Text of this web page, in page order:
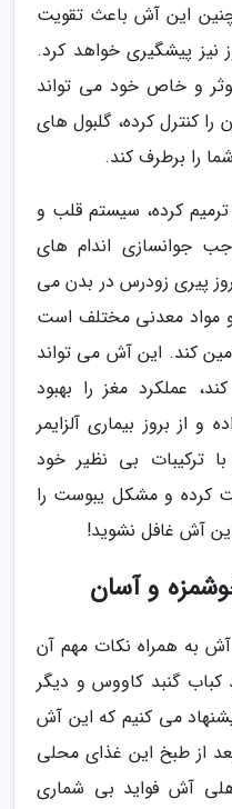
این آش باعث تقویت
نیز پیشگیری خواهد کرد.
و خاص خود می تواند
کنترل کرده، گلبول های
را برطرف کند.
کرده، سیستم قلب و
جوانسازی اندام های
پیری زودرس در بدن می
مواد معدنی مختلف است
کند. این آش می تواند
عملکرد مغز را بهبود
و از بروز بیماری آلزایمر
ترکیبات بی نظیر خود
کرده و مشکل یبوست را
آش غافل نشوید!
و آسان
به همراه نکات مهم آن
گنبد کاووس و دیگر
می کنیم که این آش
از طبخ این غذای محلی
آش فواید بی شماری